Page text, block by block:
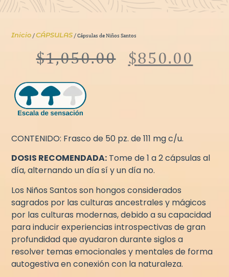
Inicio /CÁPSULAS / Cápsulas de Niños Santos
$1,050.00 $850.00
CONTENIDO: Frasco de 50 pz. de 111 mg c/u.
DOSIS RECOMENDADA: Tome de 1 a 2 cápsulas al
día, alternando un día sí y un día no.
Los Niños Santos son hongos considerados
sagrados por las culturas ancestrales y mágicos
por las culturas modernas, debido a su capacidad
para inducir experiencias introspectivas de gran
profundidad que ayudaron durante siglos a
resolver temas emocionales y mentales de forma
autogestiva en conexión con la naturaleza.